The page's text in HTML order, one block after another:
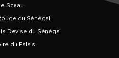
Sceau
du Sénégal
la Devise du Sénégal
du Palais